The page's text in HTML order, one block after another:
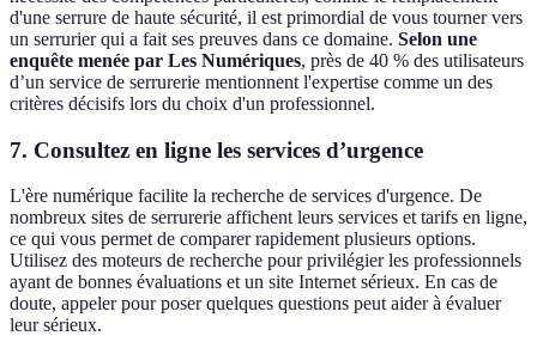
d'une serrure de haute sécurité, il est primordial de vous tourner vers
un serrurier qui a fait ses preuves dans ce domaine. Selon une
enquête menée par Les Numériques, près de 40 % des utilisateurs
d’un service de serrurerie mentionnent l'expertise comme un des
critères décisifs lors du choix d'un professionnel.
7. Consultez en ligne les services d’urgence
L'ère numérique facilite la recherche de services d'urgence. De
nombreux sites de serrurerie affichent leurs services et tarifs en ligne,
ce qui vous permet de comparer rapidement plusieurs options.
Utilisez des moteurs de recherche pour privilégier les professionnels
ayant de bonnes évaluations et un site Internet sérieux. En cas de
doute, appeler pour poser quelques questions peut aider à évaluer
leur sérieux.